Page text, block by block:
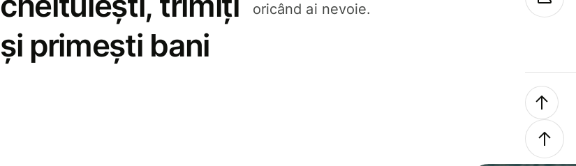
și primești bani
oricând ai nevoie.